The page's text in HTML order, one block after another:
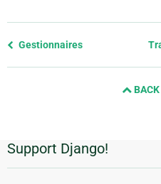
Previous
Gestionnaires
Informations
supplémentaires
Support Django!